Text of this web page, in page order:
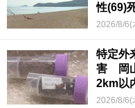
性(69)
2026/8/6(
特定外
害 岡
2km以
2026/8/6(